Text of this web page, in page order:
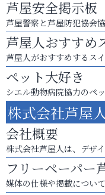
芦屋安全掲示板
芦屋警察と芦屋防犯協会
芦屋人おすすめ
芦屋人がおすすめするス
ペット大好き
シエル動物病院協力のペ
株式会社芦屋
会社概要
株式会社芦屋人は、デザ
フリーペーパー
媒体の仕様や掲載について